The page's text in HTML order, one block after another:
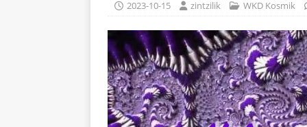
2023-10-15 zintzilik WKD Kosmik